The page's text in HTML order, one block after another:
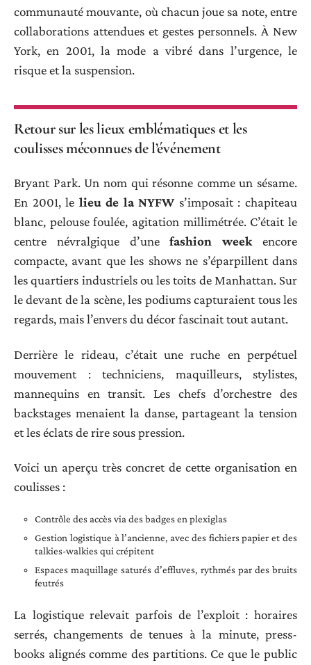
communauté mouvante, où chacun joue sa note, entre
collaborations attendues et gestes personnels. À New
York, en 2001, la mode a vibré dans l’urgence, le
risque et la suspension.
Retour sur les lieux emblématiques et les
coulisses méconnues de l’événement
Bryant Park. Un nom qui résonne comme un sésame.
En 2001, le lieu de la NYFW s’imposait : chapiteau
blanc, pelouse foulée, agitation millimétrée. C’était le
centre névralgique d’unefashion weekencore
compacte, avant que les shows ne s’éparpillent dans
les quartiers industriels ou les toits de Manhattan. Sur
le devant de la scène, les podiums capturaient tous les
regards, mais l’envers du décor fascinait tout autant.
Derrière le rideau, c’était une ruche en perpétuel
mouvement : techniciens, maquilleurs, stylistes,
mannequins en transit. Les chefs d’orchestre des
backstages menaient la danse, partageant la tension
et les éclats de rire sous pression.
Voici un aperçu très concret de cette organisation en
coulisses :
Contrôle des accès via des badges en plexiglas
Gestion logistique à l’ancienne, avec des fichiers papier et des
talkies-walkies qui crépitent
Espaces maquillage saturés d’effluves, rythmés par des bruits
feutrés
La logistique relevait parfois de l’exploit : horaires
serrés, changements de tenues à la minute, press-
books alignés comme des partitions. Ce que le public